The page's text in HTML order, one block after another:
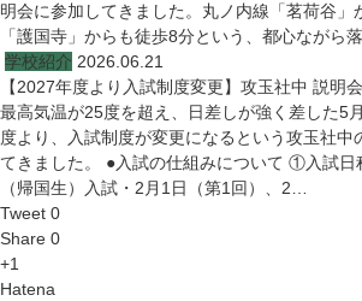
明会に参加してきました。丸ノ内線「茗荷谷」
「護国寺」からも徒歩8分という、都心ながら
学校紹介 2026.06.21
【2027年度より入試制度変更】攻玉社中 説明
最高気温が25度を超え、日差しが強く差した5
度より、入試制度が変更になるという攻玉社中
てきました。 ●入試の仕組みについて ①入試日
（帰国生）入試・2月1日（第1回）、2…
Tweet 0
Share 0
+1
Hatena